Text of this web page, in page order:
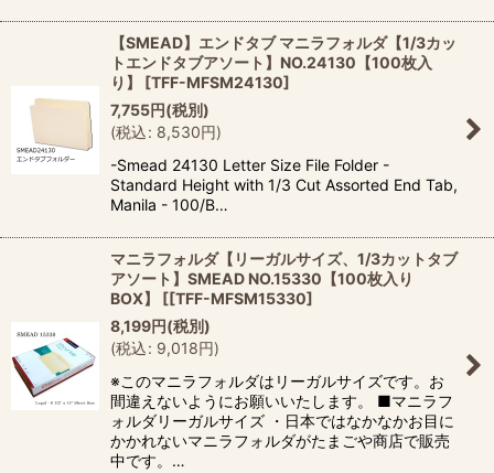
【SMEAD】エンドタブ マニラフォルダ【1/3カッ
トエンドタブアソート】NO.24130【100枚入
り】
[TFF-MFSM24130]
7,755円(税別)
(税込: 8,530円)
-Smead 24130 Letter Size File Folder -
Standard Height with 1/3 Cut Assorted End Tab,
Manila - 100/B…
マニラフォルダ【リーガルサイズ、1/3カットタブ
アソート】SMEAD NO.15330【100枚入り
BOX】
[[TFF-MFSM15330]
8,199円(税別)
(税込: 9,018円)
※このマニラフォルダはリーガルサイズです。お
間違えないようにお願いいたします。 ■マニラフ
ォルダリーガルサイズ ・日本ではなかなかお目に
かかれないマニラフォルダがたまごや商店で販売
中です。…